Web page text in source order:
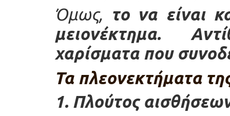
Όμως, το να είναι
μειονέκτημα.
χαρίσματα που
Τα πλεονεκτήματα
1. Πλούτος